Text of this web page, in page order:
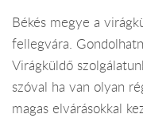
Békés megye a
fellegvára.
Virágküldő
szóval ha van olyan
magas elvárásokkal